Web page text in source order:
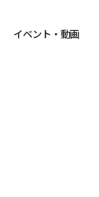
イベント・動画